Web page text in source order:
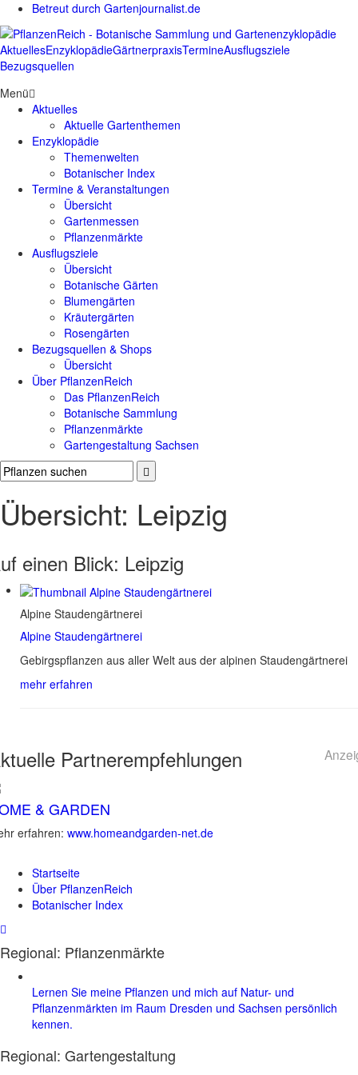
Betreut durch Gartenjournalist.de
AktuellesEnzyklopädieGärtnerpraxisTermineAusflugsziele
Bezugsquellen
Menü
Aktuelles
Aktuelle Gartenthemen
Enzyklopädie
Themenwelten
Botanischer Index
Termine & Veranstaltungen
Übersicht
Gartenmessen
Pflanzenmärkte
Ausflugsziele
Übersicht
Botanische Gärten
Blumengärten
Kräutergärten
Rosengärten
Bezugsquellen & Shops
Übersicht
Über PflanzenReich
Das PflanzenReich
Botanische Sammlung
Pflanzenmärkte
Gartengestaltung Sachsen
Übersicht: Leipzig
einen Blick: Leipzig
Alpine Staudengärtnerei
Alpine Staudengärtnerei
Gebirgspflanzen aus aller Welt aus der alpinen Staudengärtnerei
mehr erfahren
Partnerempfehlungen
& GARDEN
erfahren: www.homeandgarden-net.de
Startseite
Über PflanzenReich
Botanischer Index
Regional: Pflanzenmärkte
Lernen Sie meine Pflanzen und mich auf Natur- und
Pflanzenmärkten im Raum Dresden und Sachsen persönlich
kennen.
Regional: Gartengestaltung